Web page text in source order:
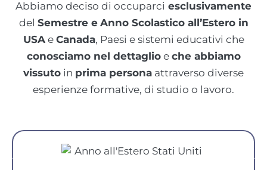
Abbiamo deciso di occuparci esclusivamente
del Semestre e Anno Scolastico all’Estero in
USAe Canada, Paesi e sistemi educativi che
conosciamo nel dettaglioe che abbiamo
vissuto in prima persona attraverso diverse
esperienze formative, di studio o lavoro.